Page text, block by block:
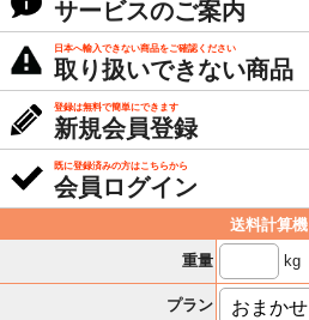
サービスのご案内
日本へ輸入できない商品をご確認ください
取り扱いできない商品
登録は無料で簡単にできます
新規会員登録
既に登録済みの方はこちらから
会員ログイン
送料計算機
重量
kg
プラン